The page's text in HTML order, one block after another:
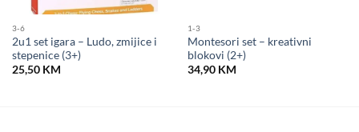
3-6
2u1 set igara – Ludo, zmijice i
stepenice (3+)
25,50 KM
1-3
Montesori set – kreativni
blokovi (2+)
34,90 KM